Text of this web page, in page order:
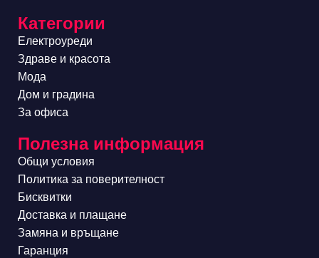
Категории
Електроуреди
Здраве и красота
Мода
Дом и градина
За офиса
Полезна информация
Общи условия
Политика за поверителност
Бисквитки
Доставка и плащане
Замяна и връщане
Гаранция